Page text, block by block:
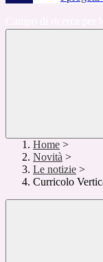
Home >
Novità >
Le notizie >
Curricolo